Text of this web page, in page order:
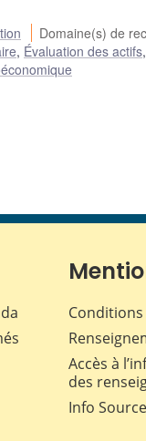
Domaine(s) de
, Évaluation des actifs,
Accès à
des
Info Source